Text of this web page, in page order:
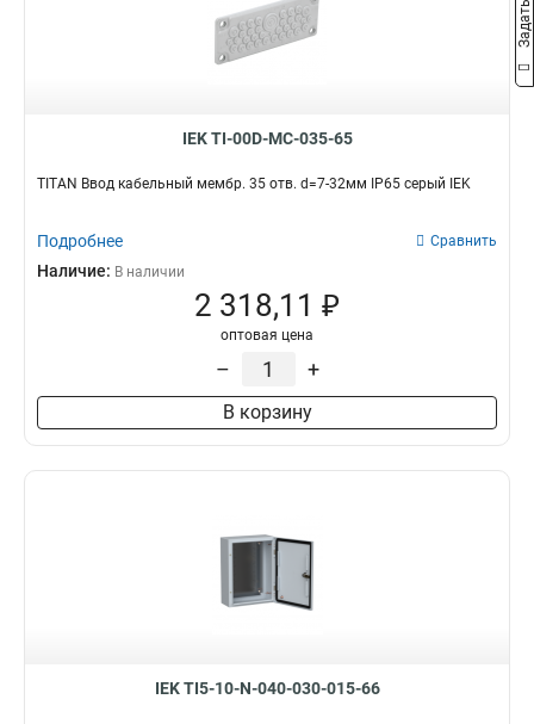
IEK TI-00D-MC-035-65
TITAN Ввод кабельный мембр. 35 отв. d=7-32мм IP65 серый IEK
Подробнее Сравнить
Наличие: В наличии
2 318,11 ₽
оптовая цена
– +
В корзину
IEK TI5-10-N-040-030-015-66